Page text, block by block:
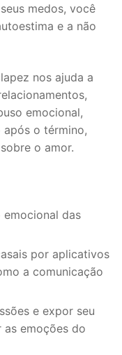
medos, você
e a não
nos ajuda a
emocional,
após o término,
o amor.
das
por aplicativos
a comunicação
e expor seu
emoções do